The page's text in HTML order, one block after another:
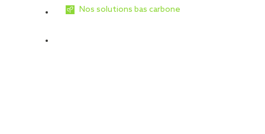
Nos solutions bas carbone
Missions :